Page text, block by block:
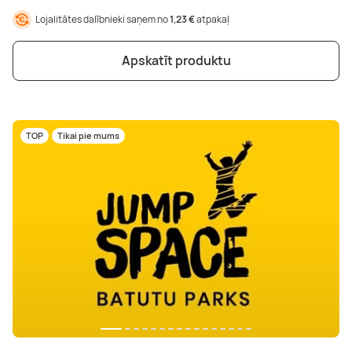
Lojalitātes dalībnieki saņem no1,23 €atpakaļ
Apskatīt produktu
TOP Tikai pie mums